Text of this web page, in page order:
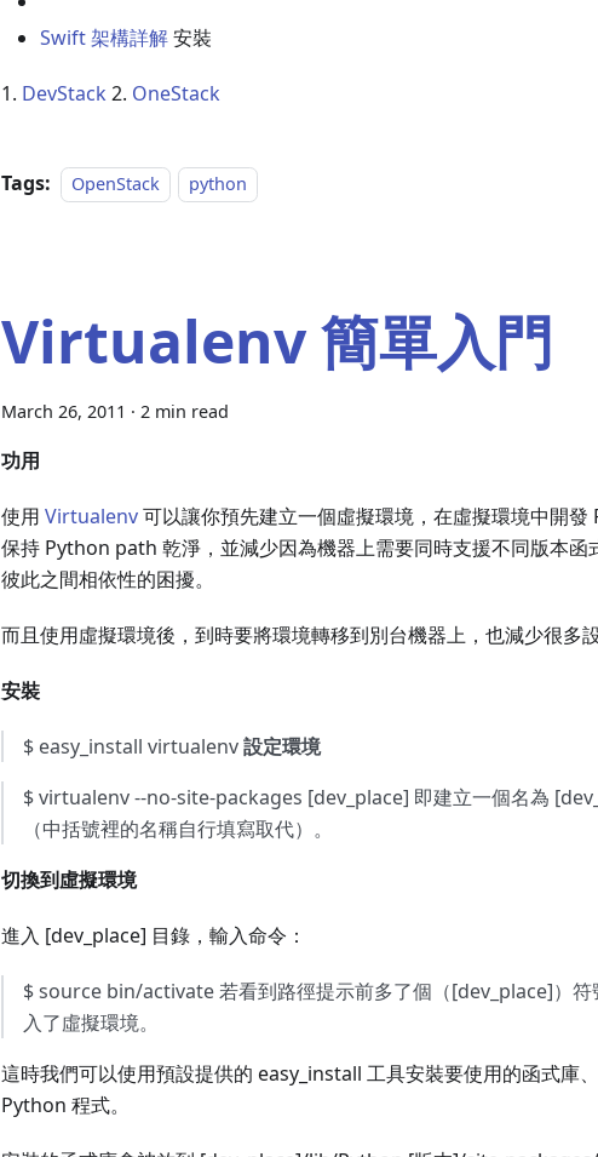
Swift 架構詳解安裝
1. DevStack 2. OneStack
Tags: OpenStack python
Virtualenv 簡單入門
March 26, 2011 · 2 min read
功用
使用 Virtualenv可以讓你預先建立一個虛擬環境，在虛擬環境中開
保持 Python path 乾淨，並減少因為機器上需要同時支援不同版本函
彼此之間相依性的困擾。
而且使用虛擬環境後，到時要將環境轉移到別台機器上，也減少很多設
安裝
$ easy_install virtualenv設定環境
$ virtualenv --no-site-packages [dev_place] 即建立一個名為
（中括號裡的名稱自行填寫取代）。
切換到虛擬環境
進入 [dev_place] 目錄，輸入命令：
$ source bin/activate 若看到路徑提示前多了個（[dev_place]）符
入了虛擬環境。
這時我們可以使用預設提供的 easy_install 工具安裝要使用的函式庫
Python 程式。